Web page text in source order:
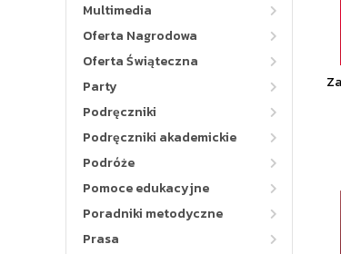
Multimedia
Oferta Nagrodowa
Oferta Świąteczna
Party
Podręczniki
Podręczniki akademickie
Podróże
Pomoce edukacyjne
Poradniki metodyczne
Prasa